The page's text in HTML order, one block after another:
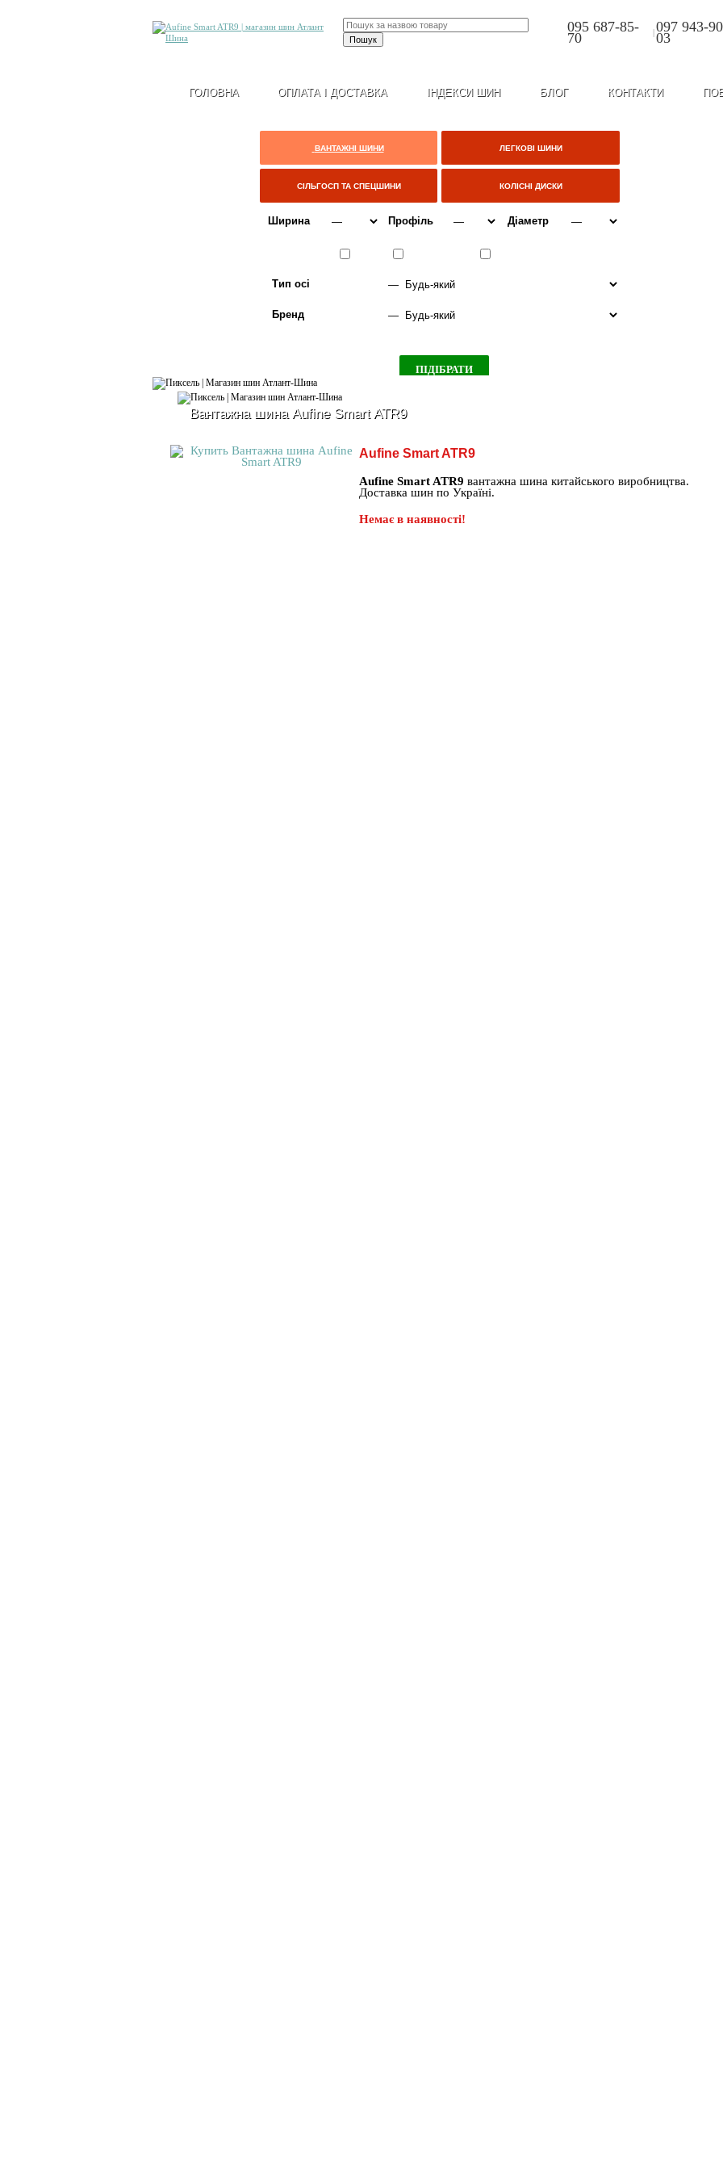
095 687-85-
70 |097 943-
03
ГОЛОВНА ОПЛАТА І ДОСТАВКА ІНДЕКСИ ШИН БЛОГ КОНТАКТИ
ВАНТАЖНІ ШИНИ ЛЕГКОВІ ШИНИ
СІЛЬГОСП ТА СПЕЦШИНИ КОЛІСНІ ДИСКИ
Ширина Профіль Діаметр
Тип осі
Бренд
Вантажна шина Aufine Smart ATR9
Aufine Smart ATR9
Aufine Smart ATR9 вантажна шина китайського виробництва.
Доставка шин по Україні.
Немає в наявності!